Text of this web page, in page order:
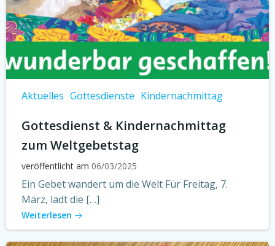
Aktuelles Gottesdienste Kindernachmittag
Gottesdienst & Kindernachmittag
zum Weltgebetstag
veröffentlicht am 06/03/2025
Ein Gebet wandert um die Welt Für Freitag, 7.
März, lädt die […]
Weiterlesen